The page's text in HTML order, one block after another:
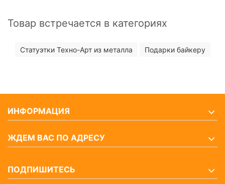
Товар встречается в категориях
Статуэтки Техно-Арт из металла Подарки байкеру
ИНФОРМАЦИЯ
ЖДЕМ ВАС ПО АДРЕСУ
ПОДПИШИТЕСЬ